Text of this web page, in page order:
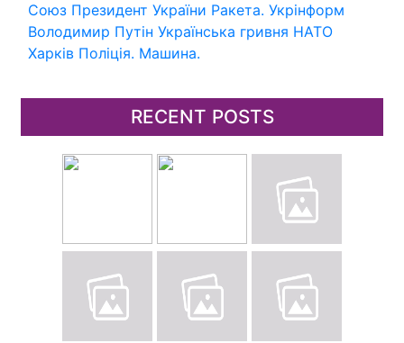
Союз Президент України Ракета. Укрінформ
Володимир Путін Українська гривня НАТО
Харків Поліція. Машина.
RECENT POSTS